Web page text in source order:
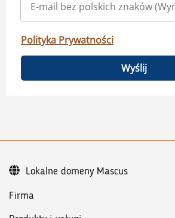
Polityka Prywatności
Wyślij
Firma
Lokalne domeny Mascus